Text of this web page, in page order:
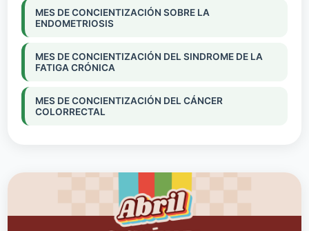
MES DE CONCIENTIZACIÓN SOBRE LA
ENDOMETRIOSIS
MES DE CONCIENTIZACIÓN DEL SINDROME DE LA
FATIGA CRÓNICA
MES DE CONCIENTIZACIÓN DEL CÁNCER
COLORRECTAL